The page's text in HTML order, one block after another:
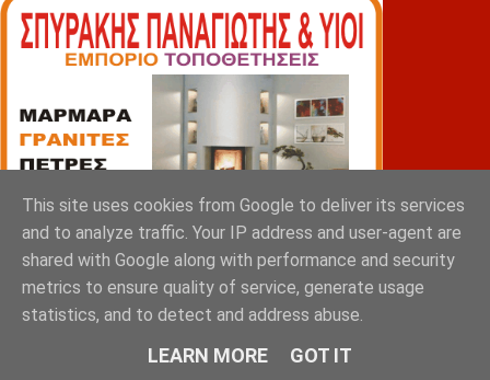
This site uses cookies from Google to deliver its services
and to analyze traffic. Your IP address and user-agent are
shared with Google along with performance and security
metrics to ensure quality of service, generate usage
statistics, and to detect and address abuse.
LEARN MORE GOT IT